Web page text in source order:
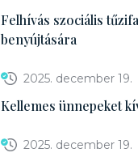
Felhívás szociális
benyújtására
2025. december 19.
Kellemes ünnepeket
2025. december 19.